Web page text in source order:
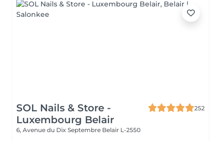
SOL Nails & Store -
Luxembourg Belair
252
6, Avenue du Dix Septembre Belair L-2550